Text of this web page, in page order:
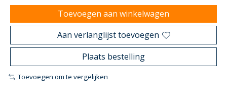
Toevoegen aan winkelwagen
Aan verlanglijst toevoegen
Plaats bestelling
Toevoegen om te vergelijken